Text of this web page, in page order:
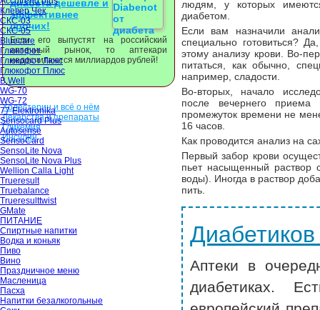
Клевер Чек
СКС-03
СКС-05
Bluecare
Глюкофот
Глюкофот Люкс
Глюкофот Плюс
B.Well
WG-70
WG-72
77 Elektronika
Sensocard Plus
Autosense
SensoCard
SensoLite Nova
SensoLite Nova Plus
Wellion Calla Light
Trueresult
Truebalance
Trueresulttwist
GMate
ПИТАНИЕ
Спиртные напитки
Водка и коньяк
Пиво
Вино
Праздничное меню
Масленица
Пасха
Напитки безалкогольные
диабета дешевле и
эффективнее
прочих!
Если его выпустят на российский
аптечный рынок, то аптекари
недосчитаются миллиардов рублей!
Холестерин и всё о нём
Лекарства и препараты
Гликемия
Инсулин
людям, у которых
диабетом.
Если вам назначили
специально готовиться?
этому анализу крови. Во-
питаться, как обычно,
например, сладости.
Во-вторых, начало
после вечернего
промежуток времени не
16 часов.
Как проводится анализ на
Первый забор крови
пьет насыщенный раствор
воды). Иногда в раствор
пить.
Аптеки в
диабетиках.